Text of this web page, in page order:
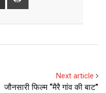
Next article
जौनसारी फिल्म “मैरै गांव की बाट”